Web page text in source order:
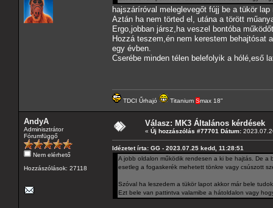
hajszáríróval meleglevegőt fújj be a tükör
Aztán ha nem törted el, utána a törött
Ergo,jobban jársz,ha veszel bontóba
Hozzá teszem,én nem kerestem behajtósat
egy évben.
Cserébe minden télen belefolyik a hólé,eső
TDCI Űrhajó Titanium Smax 18"
AndyA
Adminisztrátor
Fórumfüggő
Nem elérhető
Hozzászólások: 27118
Válasz: MK3 Általános kérdések
« Új hozzászólás #77701 Dátum:
Idézetet írta: GG - 2023.07.25 kedd, 11:28:51
A jobb oldalon működik rendesen a ki be hajtás. De a
esetleg a fogaskerék mehetett tönkre vagy csúszott
Szóval ha leszedem a tükör lapot akkor már bele
Ezt bele van pattintva valamibe a hátoldalon vagy